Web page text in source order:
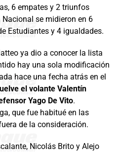
6 empates y 2 triunfos
se midieron en 6
Estudiantes y 4 igualdades.
ya dio a conocer la lista
hay una sola modificación
hace una fecha atrás en el
el volante Valentín
Yago De Vito.
que fue habitué en las
de la consideración.
Nicolás Brito y Alejo